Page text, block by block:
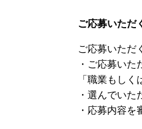
ご応募いただ
ご応募いただ
・ご応募い
「職業もし
・選んでい
・応募内容